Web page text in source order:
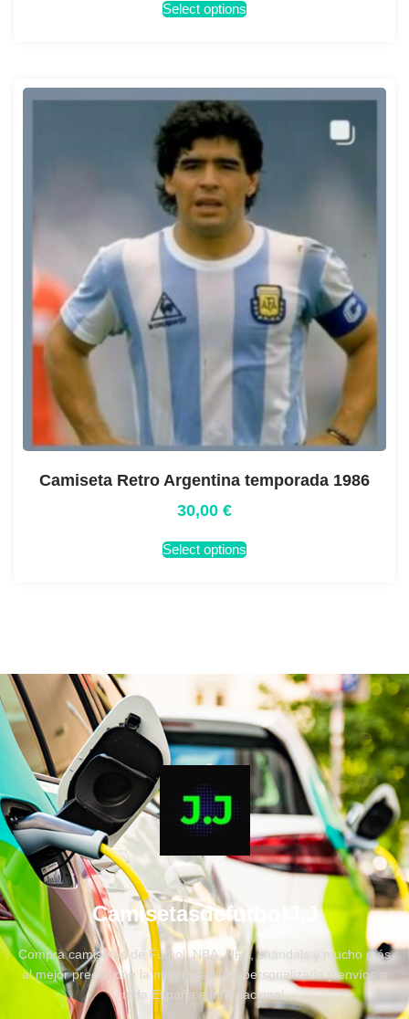
Select options
Camiseta Retro Argentina temporada 1986
30,00 €
Select options
CamisetasdefutbolJ.J
Compra camisetas de Fútbol, NBA, NFL, chandals y mucho más
al mejor precio, con la mejor atención personalizada y envíos a
toda España e internacional.